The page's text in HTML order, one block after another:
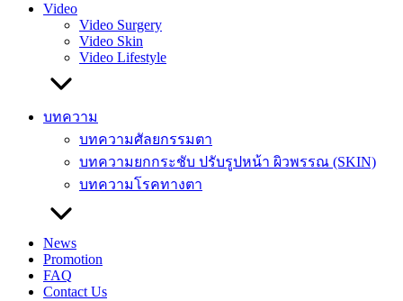
Video
Video Surgery
Video Skin
Video Lifestyle
บทความ
บทความศัลยกรรมตา
บทความยกกระชับ ปรับรูปหน้า ผิวพรรณ (SKIN)
บทความโรคทางตา
News
Promotion
FAQ
Contact Us